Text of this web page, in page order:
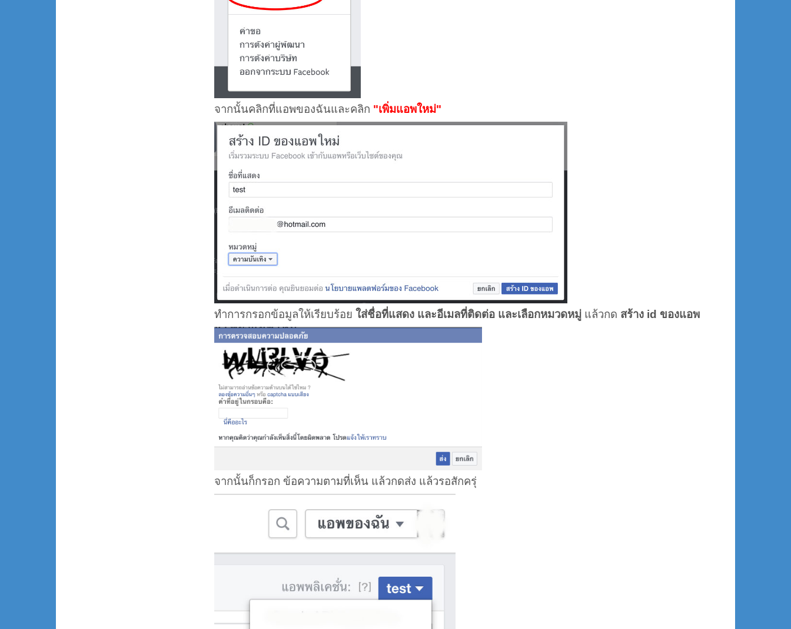
จากนั้นคลิกที่แอพของฉันและคลิก "เพิ่มแอพใหม่"
ทำการกรอกข้อมูลให้เรียบร้อย ใส่ชื่อที่แสดง และอีเมลที่ติดต่อ และเลือกหมวดหมู่ แล้วกด สร้าง id ของแอพ
จากนั้นก็กรอก ข้อความตามที่เห็น แล้วกดส่ง แล้วรอสักครุ่